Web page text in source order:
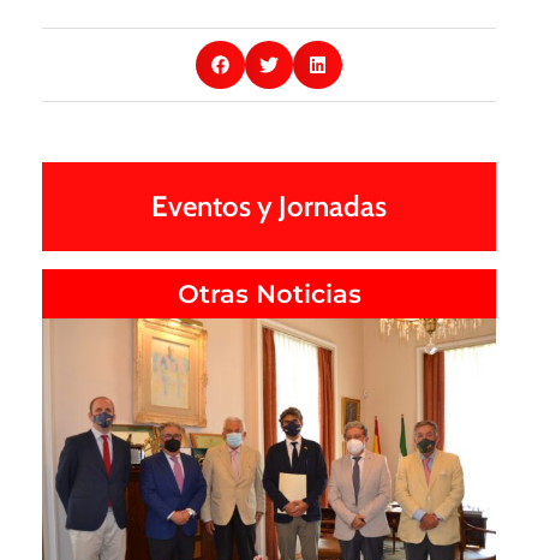
Eventos y Jornadas
Otras Noticias